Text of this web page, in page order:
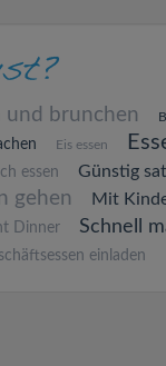
und brunchen
Eis essen
essen Günstig
gehen
Mit
Dinner Schnell
einladen